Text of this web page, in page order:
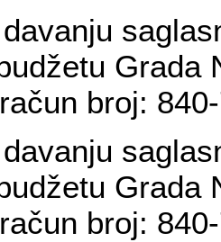
Grada
broj:
Grada
broj: